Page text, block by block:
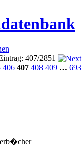
407/2851
406 407 408 409 … 693